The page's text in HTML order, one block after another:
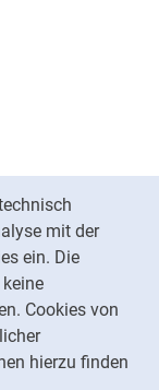
mit der
ein. Die
Cookies von
hierzu finden